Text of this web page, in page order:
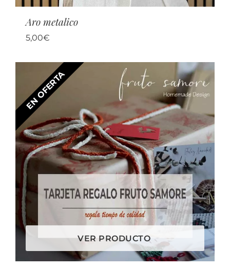
Aro metalico
5,00€
EN OFERTA
VER PRODUCTO